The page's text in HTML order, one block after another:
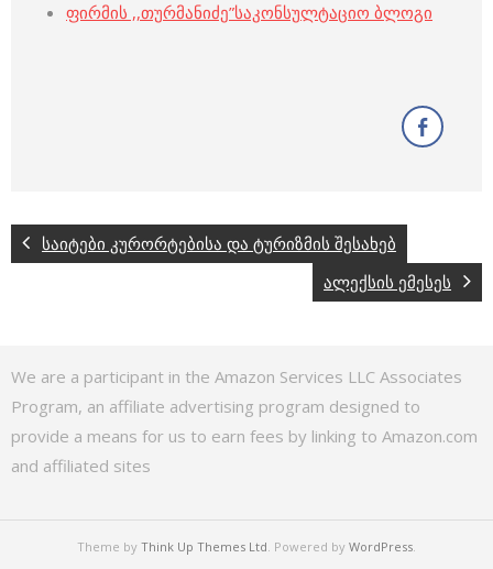
ფირმის ,,თურმანიძე”საკონსულტაციო ბლოგი
საიტები კურორტებისა და ტურიზმის შესახებ
ალექსის ემესეს
We are a participant in the Amazon Services LLC Associates
Program, an affiliate advertising program designed to
provide a means for us to earn fees by linking to Amazon.com
and affiliated sites
Theme by Think Up Themes Ltd. Powered by WordPress.